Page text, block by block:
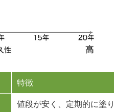
特徴
値段が安く、定期的に塗